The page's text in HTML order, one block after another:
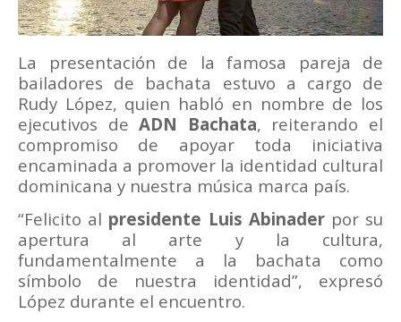
La presentación de la famosa pareja de
bailadores de bachata estuvo a cargo de
Rudy López, quien habló en nombre de los
ejecutivos deADN Bachata, reiterando el
compromiso de apoyar toda iniciativa
encaminada a promover la identidad cultural
dominicana y nuestra música marca país.
“Felicito al presidente Luis Abinaderpor su
apertura al arte y la cultura,
fundamentalmente a la bachata como
símbolo de nuestra identidad”, expresó
López durante el encuentro.